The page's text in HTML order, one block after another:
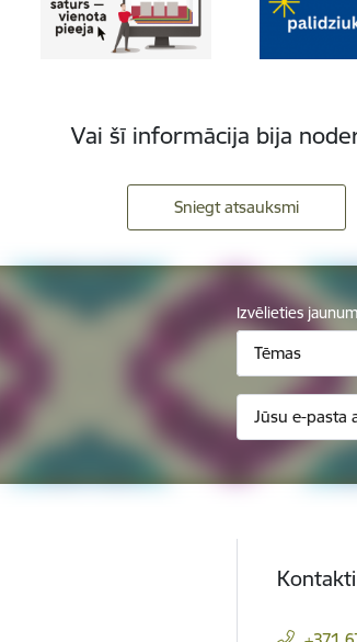
Vai šī informācija bija
Sniegt atsauksmi
Izvēlieties
Tēmas
Kontakti